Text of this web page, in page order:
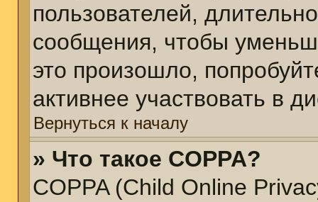
пользователей,
сообщения, чтобы
это произошло,
активнее участвовать в
Вернуться к началу
» Что такое COPPA?
COPPA (Child Online